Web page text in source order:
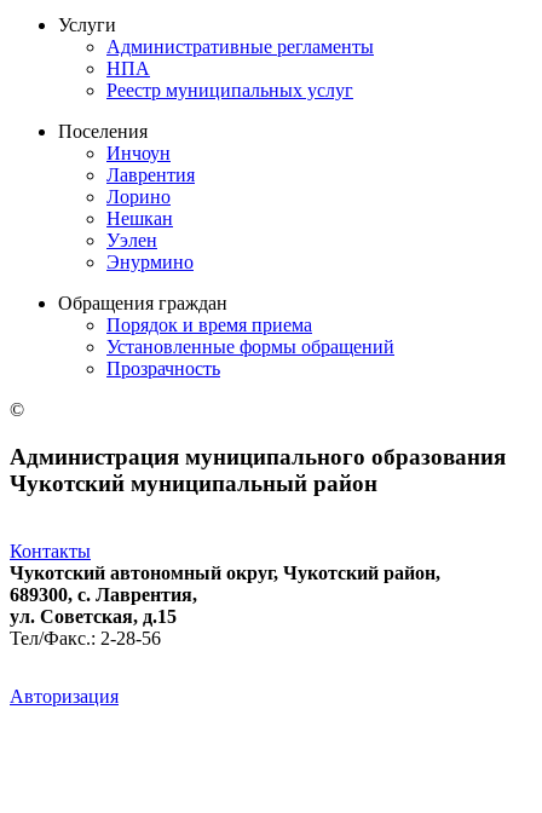
Услуги
Административные регламенты
НПА
Реестр муниципальных услуг
Поселения
Инчоун
Лаврентия
Лорино
Нешкан
Уэлен
Энурмино
Обращения граждан
Порядок и время приема
Установленные формы обращений
Прозрачность
©
Администрация муниципального образования
Чукотский муниципальный район
Контакты
Чукотский автономный округ, Чукотский район,
689300, с. Лаврентия,
ул. Советская, д.15
Тел/Факс.: 2-28-56
Авторизация